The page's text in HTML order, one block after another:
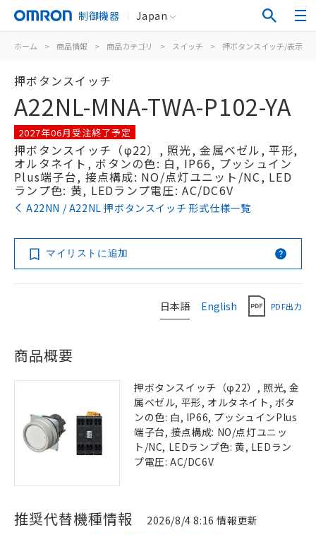
制御機器 Japan
ホーム > 商品情報 > 商品カテゴリ > スイッチ > 押ボタンスイッチ/表示灯
押ボタンスイッチ
A22NL-MNA-TWA-P102-YA
2027年06月受注終了予定
押ボタンスイッチ（φ22）, 照光, 金属ベゼル, 平形,
オルタネイト, ボタンの色: 白, IP66, プッシュイン
Plus端子台, 接点構成: NO/点灯ユニット/NC, LED
ランプ色: 黄, LEDランプ電圧: AC/DC6V
A22NN / A22NL 押ボタンスイッチ 形式仕様一覧
マイリストに追加
日本語 English PDF出力
商品概要
押ボタンスイッチ（φ22）, 照光, 金
属ベゼル, 平形, オルタネイト, ボタ
ンの色: 白, IP66, プッシュインPlus
端子台, 接点構成: NO/点灯ユニッ
ト/NC, LEDランプ色: 黄, LEDラン
プ電圧: AC/DC6V
推奨代替機種情報 2026/8/4 8:16 情報更新